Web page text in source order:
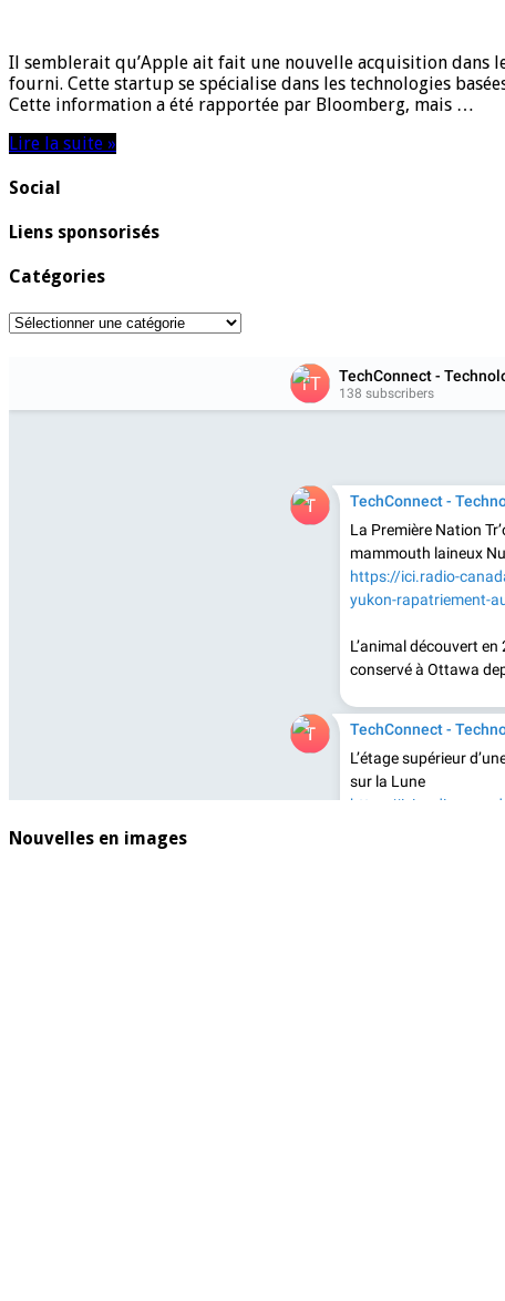
Il⁢ semblerait qu’Apple ait fait ⁢une ​nouvelle acquisition dans⁣
fourni. Cette startup se⁣ spécialise dans les technologies
Cette information a été rapportée par Bloomberg, mais …
Lire la suite »
Social
Liens sponsorisés
Catégories
Catégories
Nouvelles en images